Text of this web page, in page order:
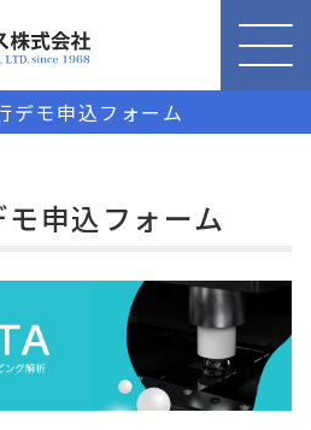
デモ申込フォーム
モ申込フォーム